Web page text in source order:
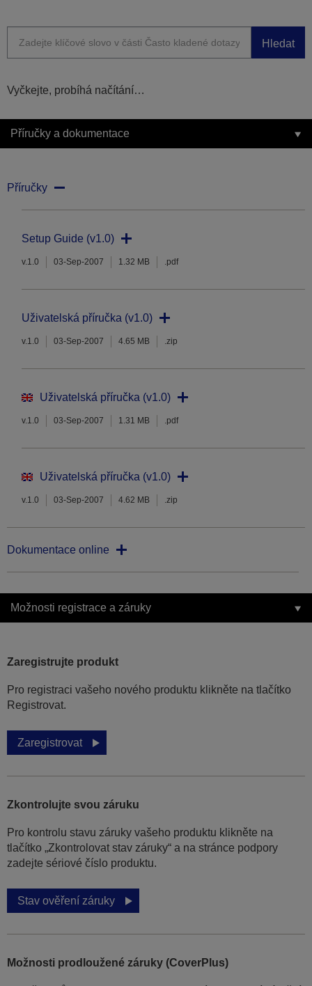
Hledat
Vyčkejte, probíhá načítání…
Příručky a dokumentace
Příručky
Setup Guide (v1.0)
v.1.0 03-Sep-2007 1.32 MB .pdf
Uživatelská příručka (v1.0)
v.1.0 03-Sep-2007 4.65 MB .zip
Uživatelská příručka (v1.0)
v.1.0 03-Sep-2007 1.31 MB .pdf
Uživatelská příručka (v1.0)
v.1.0 03-Sep-2007 4.62 MB .zip
Dokumentace online
Možnosti registrace a záruky
Zaregistrujte produkt
Pro registraci vašeho nového produktu klikněte na tlačítko
Registrovat.
Zaregistrovat
Zkontrolujte svou záruku
Pro kontrolu stavu záruky vašeho produktu klikněte na
tlačítko „Zkontrolovat stav záruky“ a na stránce podpory
zadejte sériové číslo produktu.
Stav ověření záruky
Možnosti prodloužené záruky (CoverPlus)